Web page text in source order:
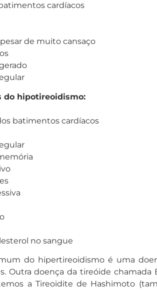
cardíacos
de muito cansaço
do hipotireoidismo:
batimentos cardíacos
no sangue
do hipertireoidismo é uma
Outra doença da tireóide
a Tireoidite de Hashimoto